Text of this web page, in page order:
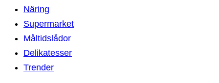
Näring
Supermarket
Måltidslådor
Delikatesser
Trender